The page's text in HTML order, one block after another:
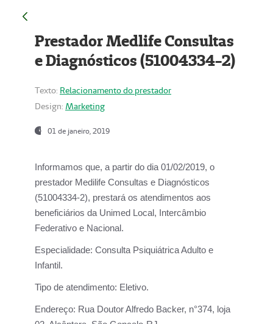
Prestador Medlife Consultas
e Diagnósticos (51004334-2)
Texto: Relacionamento do prestador
Design: Marketing
01 de janeiro, 2019
Informamos que, a partir do dia 01/02/2019, o
prestador Medilife Consultas e Diagnósticos
(51004334-2), prestará os atendimentos aos
beneficiários da Unimed Local, Intercâmbio
Federativo e Nacional.
Especialidade: Consulta Psiquiátrica Adulto e
Infantil.
Tipo de atendimento: Eletivo.
Endereço: Rua Doutor Alfredo Backer, n°374, loja